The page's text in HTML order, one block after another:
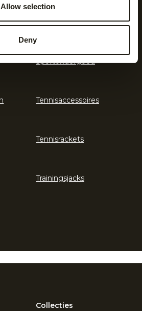
Allow selection
Deny
Shorts
Sportondergoed
Tennisaccessoires
Tennisrackets
Trainingsjacks
Collecties